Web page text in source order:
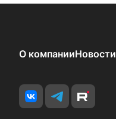
О компанииНовости